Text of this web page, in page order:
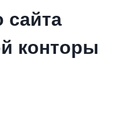
сайта
конторы